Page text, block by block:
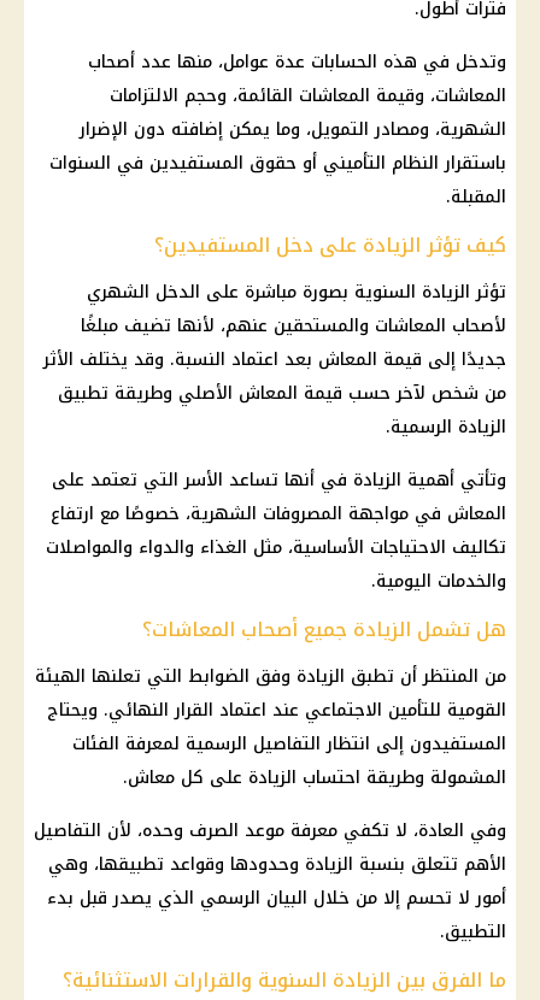
فترات أطول.
وتدخل في هذه الحسابات عدة عوامل، منها عدد أصحاب
المعاشات، وقيمة المعاشات القائمة، وحجم الالتزامات
الشهرية، ومصادر التمويل، وما يمكن إضافته دون الإضرار
باستقرار النظام التأميني أو حقوق المستفيدين في السنوات
المقبلة.
كيف تؤثر الزيادة على دخل المستفيدين؟
تؤثر الزيادة السنوية بصورة مباشرة على الدخل الشهري
لأصحاب المعاشات والمستحقين عنهم، لأنها تضيف مبلغًا
جديدًا إلى قيمة المعاش بعد اعتماد النسبة. وقد يختلف الأثر
من شخص لآخر حسب قيمة المعاش الأصلي وطريقة تطبيق
الزيادة الرسمية.
وتأتي أهمية الزيادة في أنها تساعد الأسر التي تعتمد على
المعاش في مواجهة المصروفات الشهرية، خصوصًا مع ارتفاع
تكاليف الاحتياجات الأساسية، مثل الغذاء والدواء والمواصلات
والخدمات اليومية.
هل تشمل الزيادة جميع أصحاب المعاشات؟
من المنتظر أن تطبق الزيادة وفق الضوابط التي تعلنها الهيئة
القومية للتأمين الاجتماعي عند اعتماد القرار النهائي. ويحتاج
المستفيدون إلى انتظار التفاصيل الرسمية لمعرفة الفئات
المشمولة وطريقة احتساب الزيادة على كل معاش.
وفي العادة، لا تكفي معرفة موعد الصرف وحده، لأن التفاصيل
الأهم تتعلق بنسبة الزيادة وحدودها وقواعد تطبيقها، وهي
أمور لا تحسم إلا من خلال البيان الرسمي الذي يصدر قبل بدء
التطبيق.
ما الفرق بين الزيادة السنوية والقرارات الاستثنائية؟